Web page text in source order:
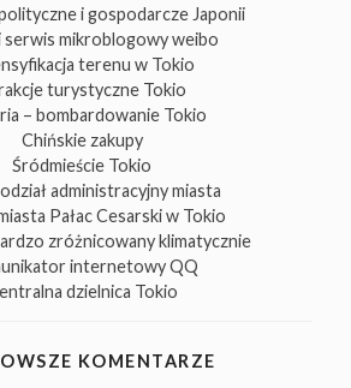
i gospodarcze Japonii
serwis mikroblogowy weibo
terenu w Tokio
turystyczne Tokio
– bombardowanie Tokio
Chińskie zakupy
Śródmieście Tokio
administracyjny miasta
Pałac Cesarski w Tokio
zróżnicowany klimatycznie
internetowy QQ
dzielnica Tokio
KOMENTARZE